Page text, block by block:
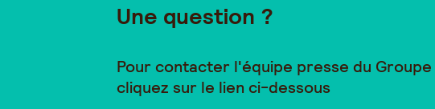
Une question ?
Pour contacter l'équipe presse du Groupe
cliquez sur le lien ci-dessous